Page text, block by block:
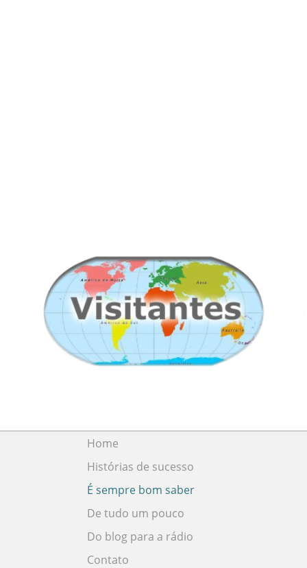
Home
Histórias de sucesso
É sempre bom saber
De tudo um pouco
Do blog para a rádio
Contato